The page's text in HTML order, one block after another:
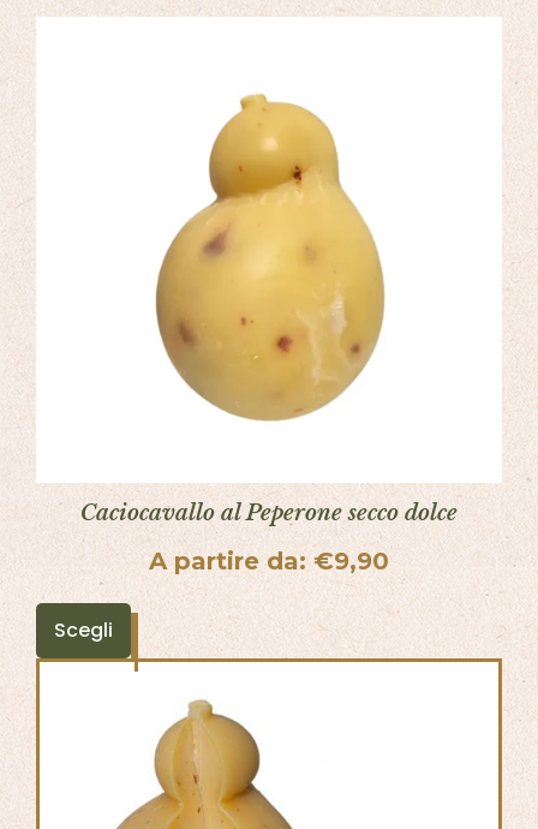
Caciocavallo al Peperone secco dolce
A partire da: €9,90
Scegli